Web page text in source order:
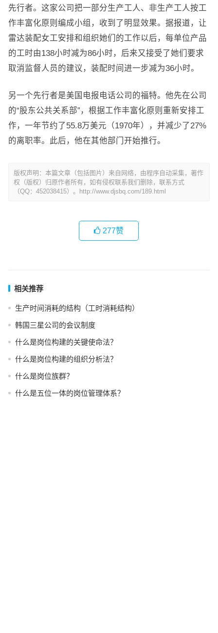
先行者。这家公司把一部分生产工人、非生产工人按工
作丰富化原则编成小组，收到了明显效果。据报道，让
雷达装配女工安排和组织她们的工作以后，每单位产品
的工时由138小时减为86小时，后来又接受了她们要求
取消监督人员的建议，装配时间进一步减为36小时。
另一个先行者是美国电报电话公司的福特。他先在公司
的“股东公共关系部”，根据工作丰富化原则重新安排工
作，一年节约了55.8万美元（1970年），并减少了27%
的离职率。此后，他在其他部门开始推行。
版权声明：本篇文章（包括图片）来自网络，由程序自动采集，著作
权（版权）归原作者所有，如有侵权联系我们删除，联系方式
（QQ：452038415）。http://www.djsbq.com/189.html
277赞
相关推荐
生产时间消耗的结构（工时消耗结构）
韩国三星公司的会议制度
什么是岗位构建的关键使命法？
什么是岗位构建的组织分析法？
什么是岗位族群？
什么是五位一体的岗位管理体系？